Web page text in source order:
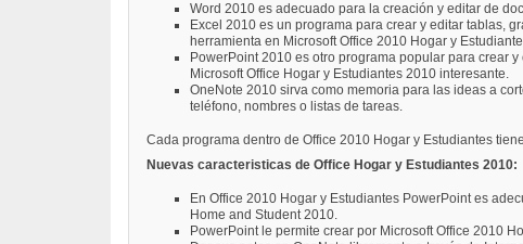
Word 2010 es adecuado para la creación y editar de
Excel 2010 es un programa para crear y editar tablas,
herramienta en Microsoft Office 2010 Hogar y
PowerPoint 2010 es otro programa popular para crear
Microsoft Office Hogar y Estudiantes 2010 interesante.
OneNote 2010 sirva como memoria para las ideas a
teléfono, nombres o listas de tareas.
Cada programa dentro de Office 2010 Hogar y Estudiantes
Nuevas caracteristicas de Office Hogar y Estudiantes 2010:
En Office 2010 Hogar y Estudiantes PowerPoint es
Home and Student 2010.
PowerPoint le permite crear por Microsoft Office 2010